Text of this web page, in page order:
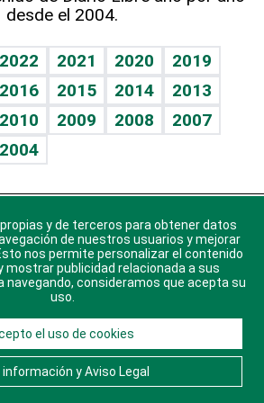
desde el 2004.
2022 2021 2020
2019
2016 2015 2014
2013
2010 2009 2008
2007
2004
aplicaciones para Android, iOS y
sistema Huawei.
todos los derechos reservados.
Legal . Ponte en Contacto
más sobre Diario Libre
y de terceros para obtener datos
de nuestros usuarios y mejorar
nos permite personalizar el contenido
mostrar publicidad relacionada a sus
navegando, consideramos que acepta su
uso.
el uso de cookies
información y Aviso Legal